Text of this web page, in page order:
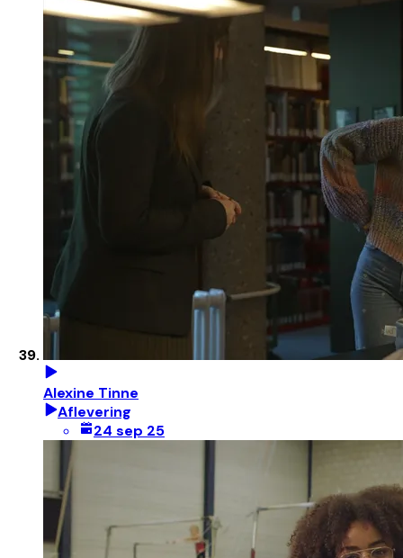
Alexine Tinne
Aflevering
24 sep 25